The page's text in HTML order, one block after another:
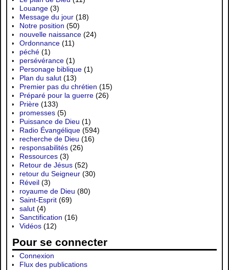
Louange (3)
Message du jour (18)
Notre position (50)
nouvelle naissance (24)
Ordonnance (11)
péché (1)
persévérance (1)
Personage biblique (1)
Plan du salut (13)
Premier pas du chrétien (15)
Préparé pour la guerre (26)
Prière (133)
promesses (5)
Puissance de Dieu (1)
Radio Évangélique (594)
recherche de Dieu (16)
responsabilités (26)
Ressources (3)
Retour de Jésus (52)
retour du Seigneur (30)
Réveil (3)
royaume de Dieu (80)
Saint-Esprit (69)
salut (4)
Sanctification (16)
Vidéos (12)
Pour se connecter
Connexion
Flux des publications